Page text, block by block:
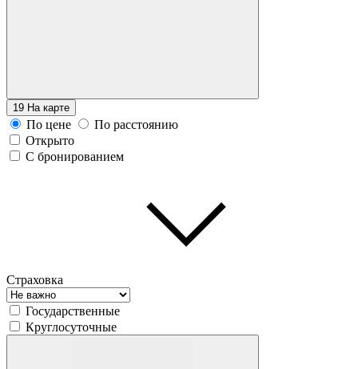
19 На карте
По цене
По расстоянию
Открыто
С бронированием
Страховка
Государственные
Круглосуточные